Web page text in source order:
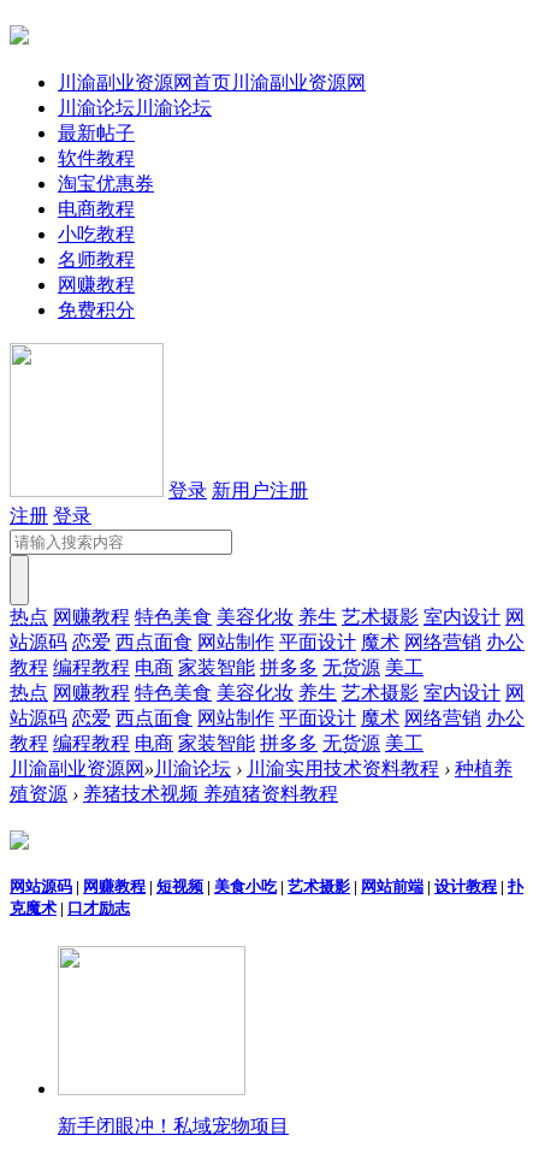
川渝副业资源网首页川渝副业资源网
川渝论坛川渝论坛
最新帖子
软件教程
淘宝优惠券
电商教程
小吃教程
名师教程
网赚教程
免费积分
登录 新用户注册
注册 登录
热点 网赚教程 特色美食 美容化妆 养生 艺术摄影 室内设计 网
站源码 恋爱 西点面食 网站制作 平面设计 魔术 网络营销 办公
教程 编程教程 电商 家装智能 拼多多 无货源 美工
热点 网赚教程 特色美食 美容化妆 养生 艺术摄影 室内设计 网
站源码 恋爱 西点面食 网站制作 平面设计 魔术 网络营销 办公
教程 编程教程 电商 家装智能 拼多多 无货源 美工
川渝副业资源网 » 川渝论坛 › 川渝实用技术资料教程 › 种植养
殖资源 › 养猪技术视频 养殖猪资料教程
网站源码 | 网赚教程 | 短视频 | 美食小吃| 艺术摄影 | 网站前端 | 设计教程 | 扑
克魔术 | 口才励志
新手闭眼冲！私域宠物项目